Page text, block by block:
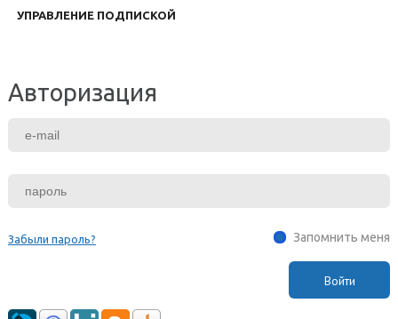
УПРАВЛЕНИЕ ПОДПИСКОЙ
Авторизация
Забыли пароль? Запомнить меня